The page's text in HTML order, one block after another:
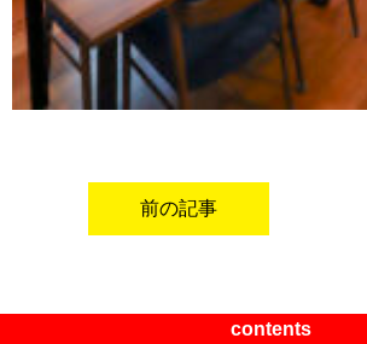
前の記事
contents